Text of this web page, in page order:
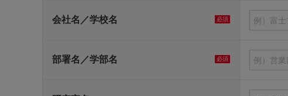
会社名／学校名 必須
部署名／学部名 必須